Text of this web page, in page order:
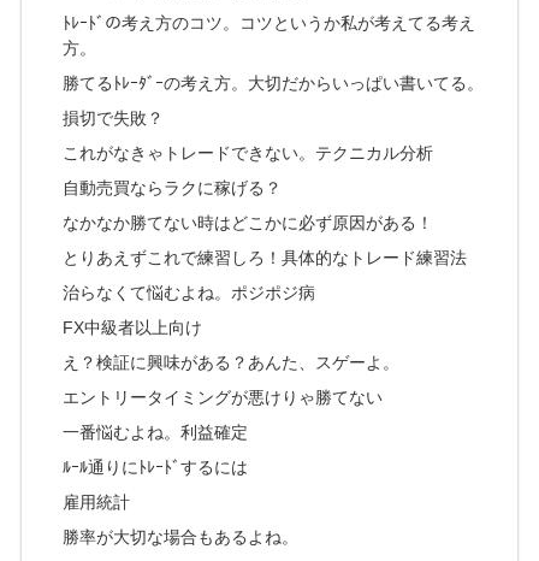
ﾄﾚｰﾄﾞの考え方のコツ。コツというか私が考えてる考え
方。
勝てるﾄﾚｰﾀﾞｰの考え方。大切だからいっぱい書いてる。
損切で失敗？
これがなきゃトレードできない。テクニカル分析
自動売買ならラクに稼げる？
なかなか勝てない時はどこかに必ず原因がある！
とりあえずこれで練習しろ！具体的なトレード練習法
治らなくて悩むよね。ポジポジ病
FX中級者以上向け
え？検証に興味がある？あんた、スゲーよ。
エントリータイミングが悪けりゃ勝てない
一番悩むよね。利益確定
ﾙｰﾙ通りにﾄﾚｰﾄﾞするには
雇用統計
勝率が大切な場合もあるよね。